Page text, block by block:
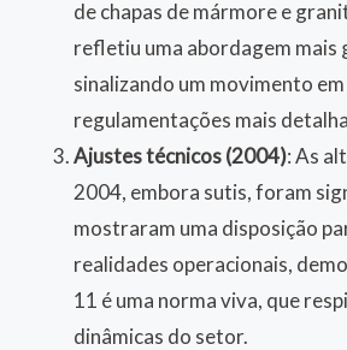
de chapas de mármore e
refletiu uma abordagem mais
sinalizando um movimento
regulamentações mais
Ajustes técnicos (2004): As
2004, embora sutis, foram
mostraram uma disposição
realidades operacionais,
11 é uma norma viva, que
dinâmicas do setor.